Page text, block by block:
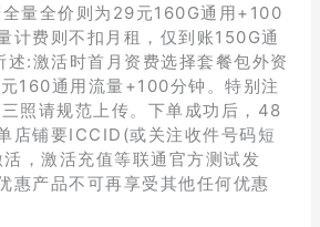
量全价则为29元160G通用+100
计费则不扣月租，仅到账150G通
:激活时首月资费选择套餐包外资
160通用流量+100分钟。特别注
照请规范上传。下单成功后，48
店铺要ICCID(或关注收件号码短
，激活充值等联通官方测试发
惠产品不可再享受其他任何优惠